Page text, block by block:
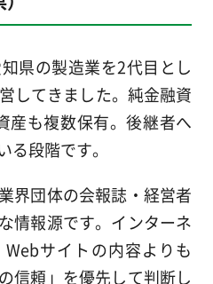
県の製造業を2代目とし
してきました。純金融資
産も複数保有。後継者へ
る段階です。
界団体の会報誌・経営者
情報源です。インターネ
サイトの内容よりも
信頼」を優先して判断し